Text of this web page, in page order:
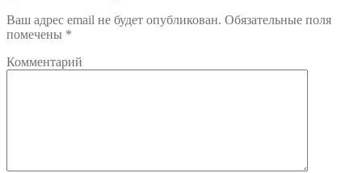
Ваш адрес email не будет опубликован. Обязательные поля
помечены *
Комментарий